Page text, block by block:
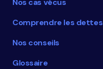
Nos cas vécus
Comprendre les dettes
Nos conseils
Glossaire